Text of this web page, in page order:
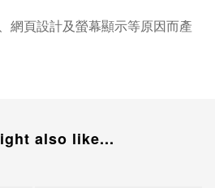
網頁設計及螢幕顯示等原因而產
also like...